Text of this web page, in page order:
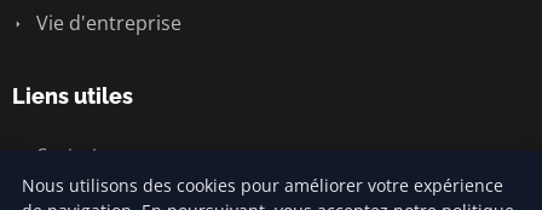
Vie d'entreprise
Liens utiles
Contact
Nous utilisons des cookies pour améliorer votre expérience